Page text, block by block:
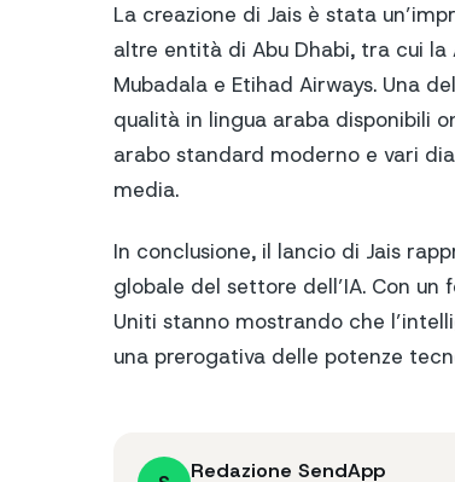
La creazione di Jais è stata
altre entità di Abu Dhabi, tra cui
Mubadala e Etihad Airways. Una
qualità in lingua araba disponibili
arabo standard moderno e vari
media.
In conclusione, il lancio di Jais
globale del settore dell’IA. Con
Uniti stanno mostrando che
una prerogativa delle potenze
Redazione SendApp